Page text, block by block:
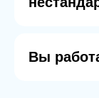
Вы